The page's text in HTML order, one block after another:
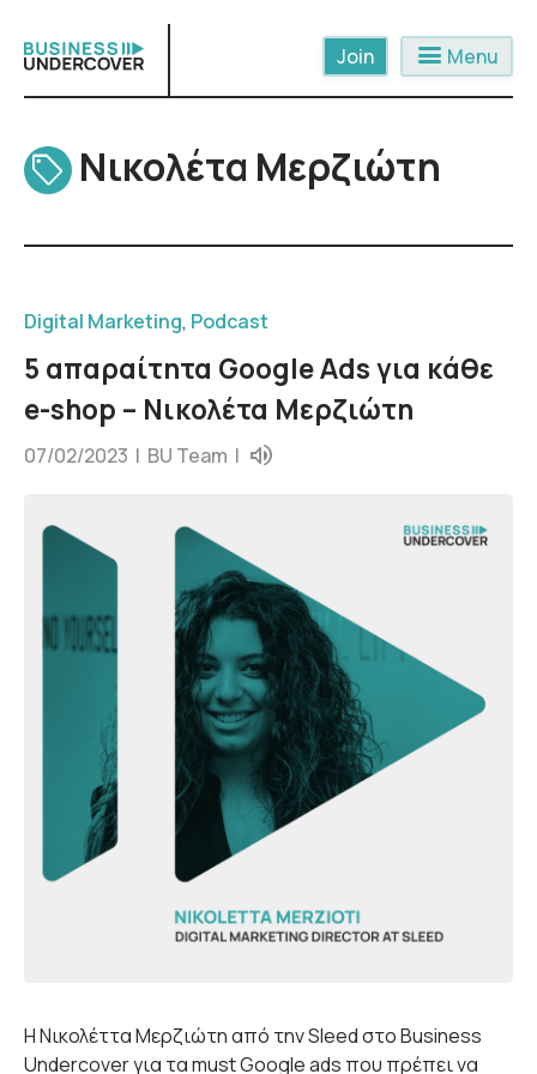
content
menu Menu
Νικολέτα Μερζιώτη
Digital Marketing, Podcast
5 απαραίτητα Google Ads για κάθε
e-shop – Νικολέτα Μερζιώτη
07/02/2023 | BU Team |
Η Νικολέττα Μερζιώτη από την Sleed στο Business
Undercover για τα must Google ads που πρέπει να